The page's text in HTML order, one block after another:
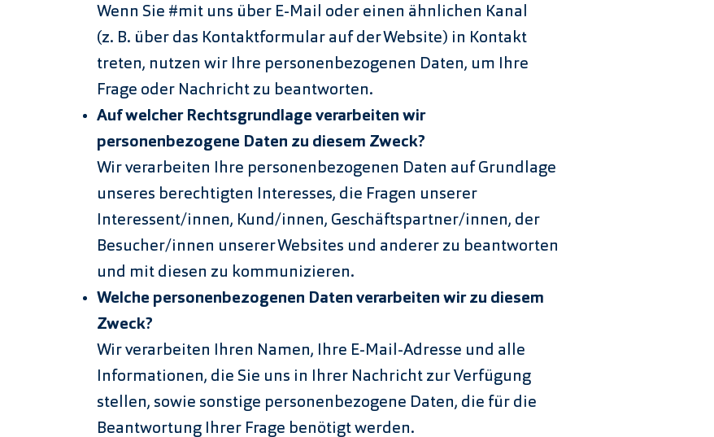
Wenn Sie #mit uns über E-Mail oder einen ähnlichen Kanal
(z. B. über das Kontaktformular auf der Website) in Kontakt
treten, nutzen wir Ihre personenbezogenen Daten, um Ihre
Frage oder Nachricht zu beantworten.
Auf welcher Rechtsgrundlage verarbeiten wir
personenbezogene Daten zu diesem Zweck?
Wir verarbeiten Ihre personenbezogenen Daten auf Grundlage
unseres berechtigten Interesses, die Fragen unserer
Interessent/innen, Kund/innen, Geschäftspartner/innen, der
Besucher/innen unserer Websites und anderer zu beantworten
und mit diesen zu kommunizieren.
Welche personenbezogenen Daten verarbeiten wir zu diesem
Zweck?
Wir verarbeiten Ihren Namen, Ihre E-Mail-Adresse und alle
Informationen, die Sie uns in Ihrer Nachricht zur Verfügung
stellen, sowie sonstige personenbezogene Daten, die für die
Beantwortung Ihrer Frage benötigt werden.